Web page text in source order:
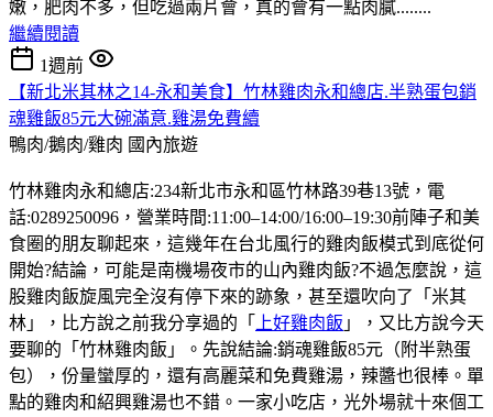
嫩，肥肉不多，但吃過兩片會，真的會有一點肉膩........
繼續閱讀
1週前
【新北米其林之14-永和美食】竹林雞肉永和總店.半熟蛋包銷
魂雞飯85元大碗滿意.雞湯免費續
鴨肉/鵝肉/雞肉 國內旅遊
竹林雞肉永和總店:234新北市永和區竹林路39巷13號，電
話:0289250096，營業時間:11:00–14:00/16:00–19:30前陣子和美
食圈的朋友聊起來，這幾年在台北風行的雞肉飯模式到底從何
開始?結論，可能是南機場夜市的山內雞肉飯?不過怎麼說，這
股雞肉飯旋風完全沒有停下來的跡象，甚至還吹向了「米其
林」，比方說之前我分享過的「
上好雞肉飯 」，又比方說今天
要聊的「竹林雞肉飯」。先說結論:銷魂雞飯85元（附半熟蛋
包），份量蠻厚的，還有高麗菜和免費雞湯，辣醬也很棒。單
點的雞肉和紹興雞湯也不錯。一家小吃店，光外場就十來個工